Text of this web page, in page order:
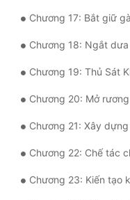
Quân Sự
Sảng Văn
Sủng
Thanh Xuân
Tiên Hiệp
Tiểu Thuyết
Chương 17: Bắt giữ
Chương 18: Ngắt
Chương 19: Thủ Sát
Chương 20: Mở
Chương 21: Xây
Chương 22: Chế tác
Chương 23: Kiến tạo